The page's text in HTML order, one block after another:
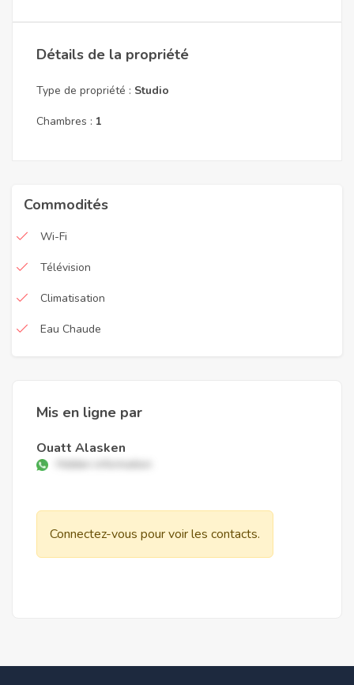
Détails de la propriété
Type de propriété : Studio
Chambres : 1
Commodités
Wi-Fi
Télévision
Climatisation
Eau Chaude
Mis en ligne par
Ouatt Alasken
Hidden information
Connectez-vous pour voir les contacts.